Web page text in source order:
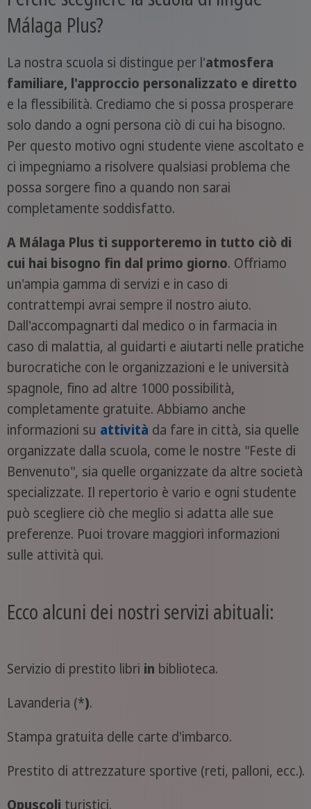
Málaga Plus?
La nostra scuola si distingue per l'atmosfera
familiare, l'approccio personalizzato e diretto
e la flessibilità. Crediamo che si possa prosperare
solo dando a ogni persona ciò di cui ha bisogno.
Per questo motivo ogni studente viene ascoltato e
ci impegniamo a risolvere qualsiasi problema che
possa sorgere fino a quando non sarai
completamente soddisfatto.
A Málaga Plus ti supporteremo in tutto ciò di
cui hai bisogno fin dal primo giorno. Offriamo
un'ampia gamma di servizi e in caso di
contrattempi avrai sempre il nostro aiuto.
Dall'accompagnarti dal medico o in farmacia in
caso di malattia, al guidarti e aiutarti nelle pratiche
burocratiche con le organizzazioni e le università
spagnole, fino ad altre 1000 possibilità,
completamente gratuite. Abbiamo anche
informazioni su attività da fare in città, sia quelle
organizzate dalla scuola, come le nostre "Feste di
Benvenuto", sia quelle organizzate da altre società
specializzate. Il repertorio è vario e ogni studente
può scegliere ciò che meglio si adatta alle sue
preferenze. Puoi trovare maggiori informazioni
sulle attività qui.
Ecco alcuni dei nostri servizi abituali:
Servizio di prestito libri in biblioteca.
Lavanderia (*).
Stampa gratuita delle carte d'imbarco.
Prestito di attrezzature sportive (reti, palloni, ecc.).
Opuscoli turistici.